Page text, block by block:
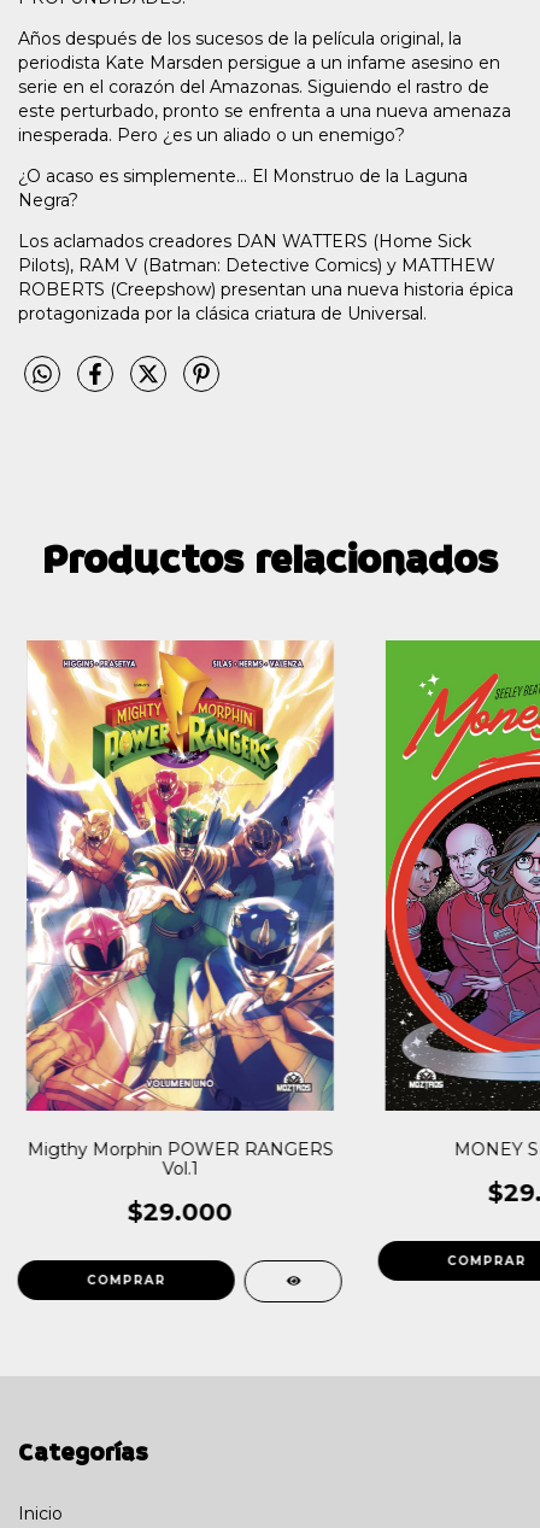
Años después de los sucesos de la película original, la
periodista Kate Marsden persigue a un infame asesino en
serie en el corazón del Amazonas. Siguiendo el rastro de
este perturbado, pronto se enfrenta a una nueva amenaza
inesperada. Pero ¿es un aliado o un enemigo?
¿O acaso es simplemente... El Monstruo de la Laguna
Negra?
Los aclamados creadores DAN WATTERS (Home Sick
Pilots), RAM V (Batman: Detective Comics) y MATTHEW
ROBERTS (Creepshow) presentan una nueva historia épica
protagonizada por la clásica criatura de Universal.
Productos relacionados
Migthy Morphin POWER RANGERS
Vol.1
$29.000
MONEY
Categorías
Inicio